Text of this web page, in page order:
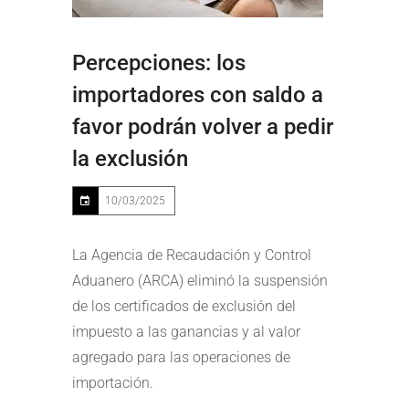
Percepciones: los
importadores con saldo a
favor podrán volver a pedir
la exclusión
10/03/2025
La Agencia de Recaudación y Control
Aduanero (ARCA) eliminó la suspensión
de los certificados de exclusión del
impuesto a las ganancias y al valor
agregado para las operaciones de
importación.